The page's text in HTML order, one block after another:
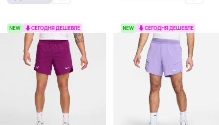
NEW СЕГОДНЯ ДЕШЕВЛЕ NEW СЕГОДНЯ ДЕШЕВЛЕ